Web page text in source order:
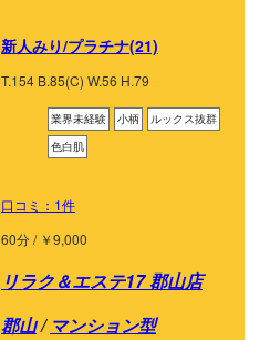
新人みり/プラチナ(21)
T.154 B.85(C) W.56 H.79
業界未経験 小柄
ルックス抜群
色白肌
口コミ：1件
60分 / ￥9,000
リラク＆エステ17 郡山店
郡山/ マンション型